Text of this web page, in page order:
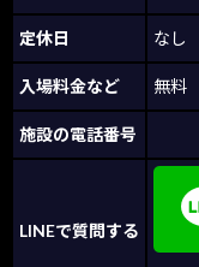
定休日 なし
入場料金など 無料
施設の電話番号
LINEで質問する